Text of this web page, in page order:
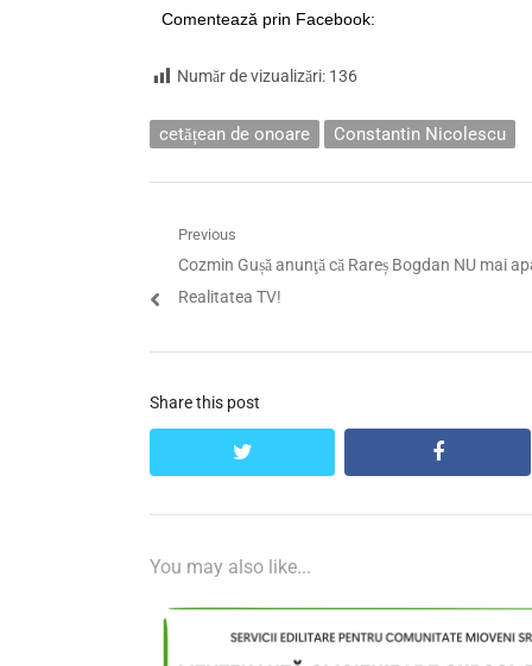
Comentează prin Facebook:
Număr de vizualizări: 136
cetățean de onoare Constantin Nicolescu
Navigare
Previous
Previous
post:
Cozmin Gușă anunţă că Rareș Bogdan NU mai
Realitatea TV!
Share this post
twitter facebook
You may also like...